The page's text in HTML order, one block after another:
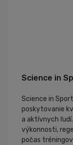
Science in
Science in
poskytovanie
a aktívnych
výkonnosti,
počas